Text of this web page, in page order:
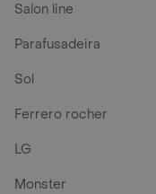
Salon line
Parafusadeira
Sol
Ferrero rocher
LG
Monster